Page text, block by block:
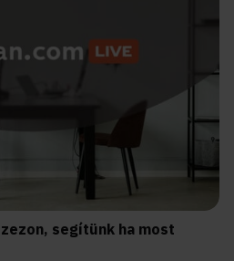
segítünk ha most